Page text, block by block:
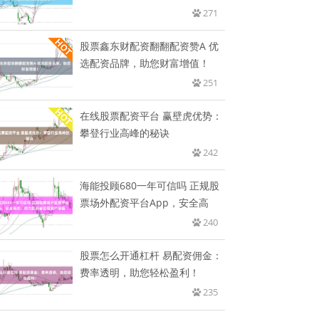
271
股票鑫东财配资翻翻配资赞A 优
选配资品牌，助您财富增值！
251
在线股票配资平台 赢壁虎优势：
攀登行业高峰的秘诀
242
海能投顾680一年可信吗 正规股
票场外配资平台App，安全高
240
股票怎么开通杠杆 易配资佣金：
费率透明，助您轻松盈利！
235